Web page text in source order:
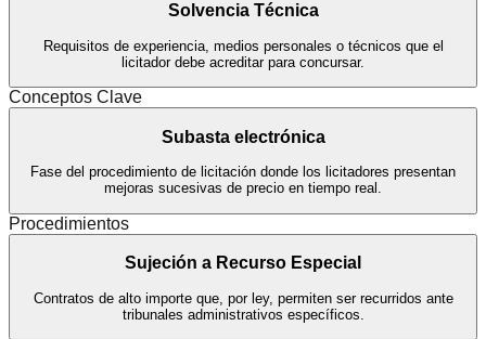
Solvencia Técnica
Requisitos de experiencia, medios personales o técnicos que el
licitador debe acreditar para concursar.
Conceptos Clave
Subasta electrónica
Fase del procedimiento de licitación donde los licitadores presentan
mejoras sucesivas de precio en tiempo real.
Procedimientos
Sujeción a Recurso Especial
Contratos de alto importe que, por ley, permiten ser recurridos ante
tribunales administrativos específicos.